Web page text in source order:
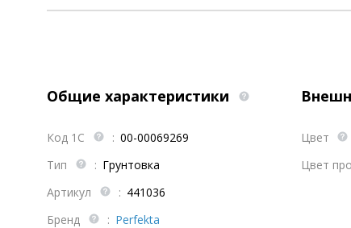
Общие характеристики
Код 1С : 00-00069269
Тип
: Грунтовка
Артикул
: 441036
Бренд
: Perfekta
Цвет
Цвет